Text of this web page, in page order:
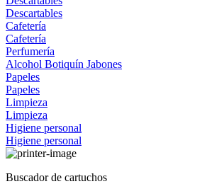
Descartables
Cafetería
Cafetería
Perfumería
Alcohol Botiquín Jabones
Papeles
Papeles
Limpieza
Limpieza
Higiene personal
Higiene personal
Buscador de cartuchos